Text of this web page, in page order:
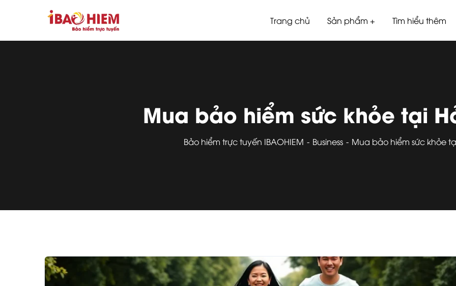
Trang chủ Sản phẩm Tìm hiểu thêm
Mua bảo hiểm sức khỏe tại
Bảo hiểm trực tuyến IBAOHIEM Business Mua bảo hiểm sức khỏe